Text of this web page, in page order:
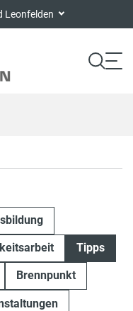
Leonfelden
Tipps
Brennpunkt